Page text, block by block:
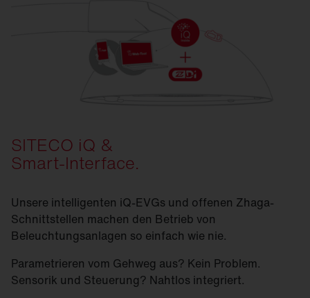
SITECO iQ &
Smart-Interface.
Unsere intelligenten iQ-EVGs und offenen Zhaga-
Schnittstellen machen den Betrieb von
Beleuchtungsanlagen so einfach wie nie.
Parametrieren vom Gehweg aus? Kein Problem.
Sensorik und Steuerung? Nahtlos integriert.